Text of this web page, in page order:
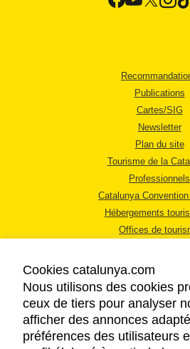
Publications
Cartes/SIG
Newsletter
Plan du site
Tourisme de la
Professionnels
Catalunya
Hébergements
Offices de
MENTIONS
Cookies catalunya.com
Nous utilisons des cookies
ceux de tiers pour analyser
afficher des annonces
préférences des utilisateurs